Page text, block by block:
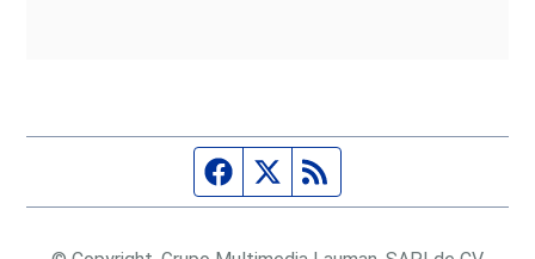
Página de Facebook
Fuente Twitter